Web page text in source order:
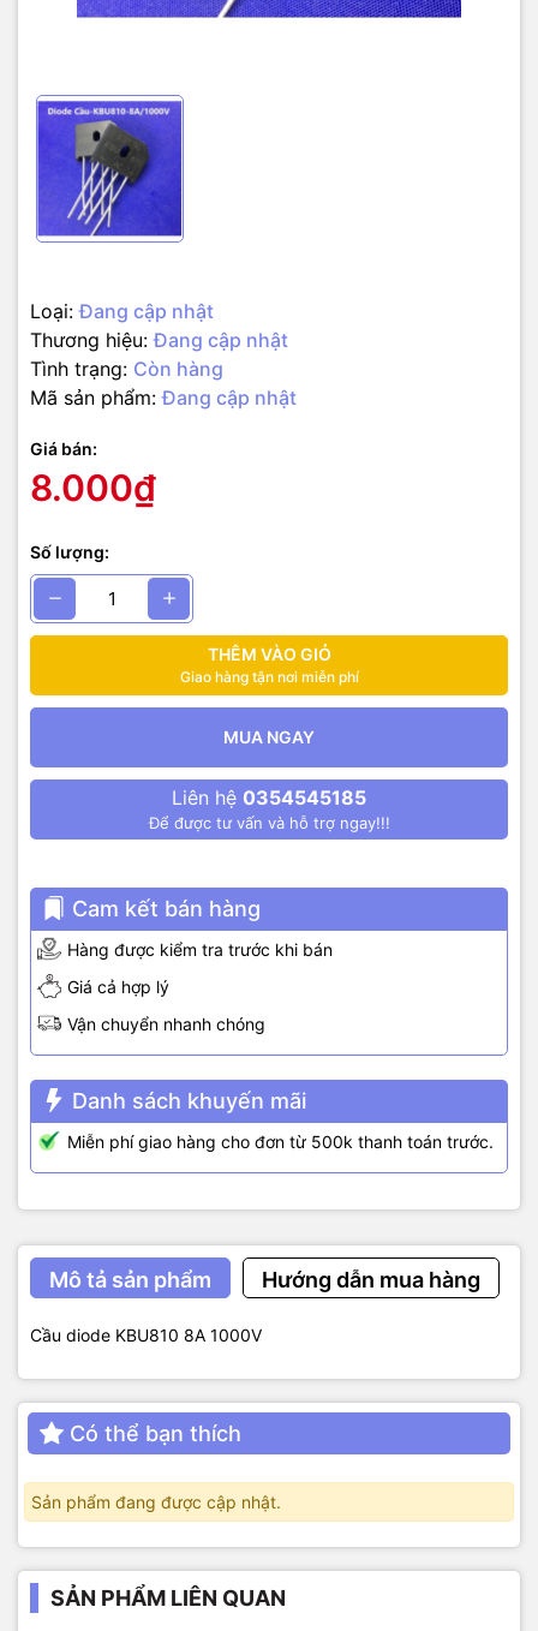
Loại: Đang cập nhật
Thương hiệu: Đang cập nhật
Tình trạng: Còn hàng
Mã sản phẩm: Đang cập nhật
Giá bán:
8.000₫
Số lượng:
THÊM VÀO GIỎ
Giao hàng tận nơi miễn phí
MUA NGAY
Liên hệ 0354545185
Để được tư vấn và hỗ trợ ngay!!!
Cam kết bán hàng
Hàng được kiểm tra trước khi bán
Giá cả hợp lý
Vận chuyển nhanh chóng
Danh sách khuyến mãi
Miễn phí giao hàng cho đơn từ 500k thanh toán trước.
Mô tả sản phẩm Hướng dẫn mua hàng
Cầu diode KBU810 8A 1000V
Có thể bạn thích
Sản phẩm đang được cập nhật.
SẢN PHẨM LIÊN QUAN